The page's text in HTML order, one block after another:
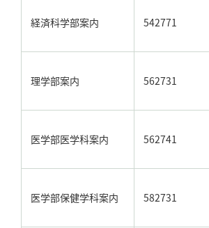
経済科学部案内 542771
理学部案内 562731
医学部医学科案内 562741
医学部保健学科案内 582731